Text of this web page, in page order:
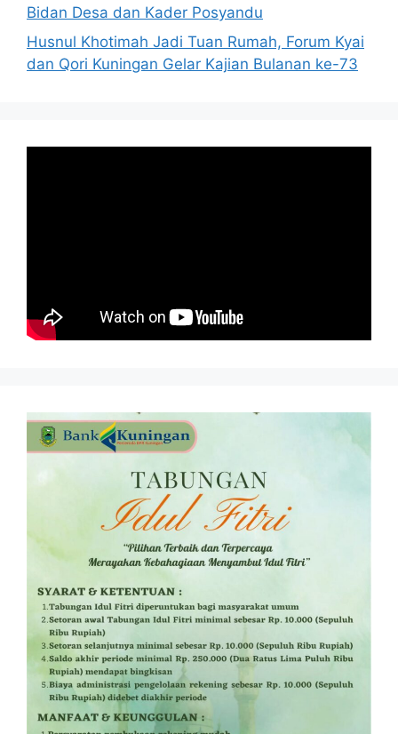
Bidan Desa dan Kader Posyandu
Husnul Khotimah Jadi Tuan Rumah, Forum Kyai
dan Qori Kuningan Gelar Kajian Bulanan ke-73